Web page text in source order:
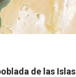
de las Islas